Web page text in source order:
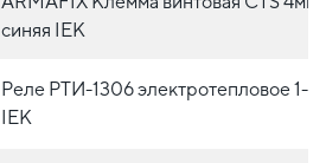
синяя IEK
Реле РТИ-1306 электротепловое 1-
IEK